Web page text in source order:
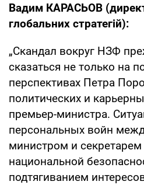
Вадим КАРАСЬОВ
глобальних стратегій):
„Скандал вокруг НЗФ
сказаться не только на
перспективах Петра
политических и
премьер-министра.
персональных войн
министром и секретарем
национальной
подтягиванием